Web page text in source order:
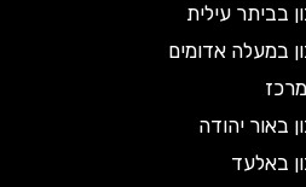
עילית
אדומים
יהודה